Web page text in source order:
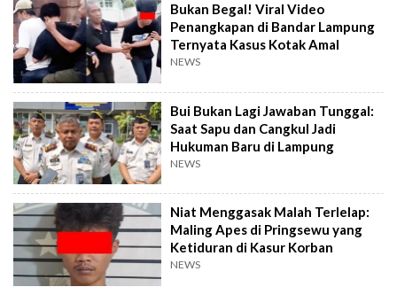
Bukan Begal! Viral Video
Penangkapan di Bandar Lampung
Ternyata Kasus Kotak Amal
NEWS
Bui Bukan Lagi Jawaban Tunggal:
Saat Sapu dan Cangkul Jadi
Hukuman Baru di Lampung
NEWS
Niat Menggasak Malah Terlelap:
Maling Apes di Pringsewu yang
Ketiduran di Kasur Korban
NEWS